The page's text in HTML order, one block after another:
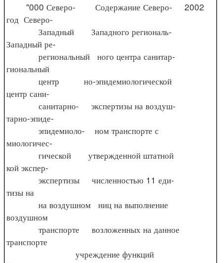
"000 Северо- Содержание Северо- 2002
год Северо-
Западный Западного региональ-
Западный ре-
региональный ного центра санитар-
гиональный
центр но-эпидемиологической
центр сани-
санитарно- экспертизы на воздуш-
тарно-эпиде-
эпидемиоло- ном транспорте с
миологичес-
гической утвержденной штатной
кой экспер-
экспертизы численностью 11 еди-
тизы на
на воздушном ниц на выполнение
воздушном
транспорте возложенных на данное
транспорте
учреждение функций